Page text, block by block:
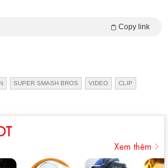
Copy link
SUPER SMASH BROS VIDEO CLIP
Xem thêm